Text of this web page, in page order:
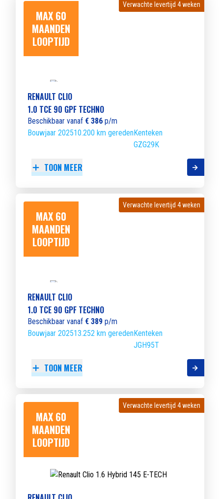
MAX 60
MAANDEN
LOOPTIJD
Verwachte levertijd 4 weken
Verwachte levertijd 4 weken
RENAULT CLIO
1.0 TCE 90 GPF TECHNO
Beschikbaar vanaf € 386 p/m
Bouwjaar 202510.200 km geredenKenteken
GZG29K
TOON MEER
MAX 60
MAANDEN
LOOPTIJD
Verwachte levertijd 4 weken
Verwachte levertijd 4 weken
RENAULT CLIO
1.0 TCE 90 GPF TECHNO
Beschikbaar vanaf € 389 p/m
Bouwjaar 202513.252 km geredenKenteken
JGH95T
TOON MEER
MAX 60
MAANDEN
LOOPTIJD
Verwachte levertijd 4 weken
Verwachte levertijd 4 weken